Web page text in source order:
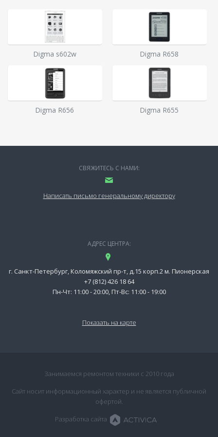
Digma s602w Digma R658
Digma R656 Digma R655
СВЯЖИТЕСЬ С НАМИ:
Написать письмо генеральному директору
АДРЕС ЦЕНТРА:
г. Санкт-Петербург, Коломяжский пр-т, д.15 корп.2 м. Пионерская
+7 (812) 426 18 64
Пн-Чт: 11:00 - 20:00, Пт-Вс: 11:00 - 19:00
Показать на карте
Занимаемся ремонтом техники с 2010 года
Сайт носит информационный характер и не является публичной
офертой.
Разработка сайта